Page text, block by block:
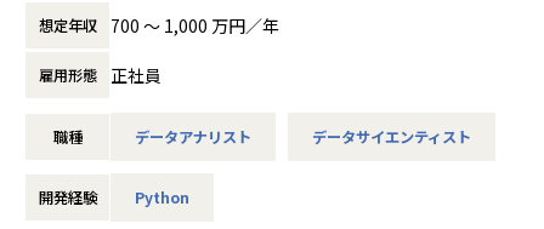
・知識共有セミナー（過去の事例やインプット内容の共有)：
・レビュー会（プロジェクトのアウトラインの事前検討・改
・ビアバッシュ（経営陣も参加してざっくばらんに飲み食い
など
・エッジでのモデル開発や実際に社会で稼働するモデルの作
の経験が積めること
開発スキルが身につくこと
クレジットカードデータやPOSデータ、位置情報データとい
った様々なオルタナティブデータを活用した企業の意思決定
をサポートする事業や
データ基盤構築支援や生成AI開発を通じ、世の中の意思決定
- POSデータやクレカデータを用いた機関投資家向けの分析
想定年収 700 〜 1,000 万円／年
雇用形態 正社員
職種 データアナリスト データサイエンティスト
開発経験 Python